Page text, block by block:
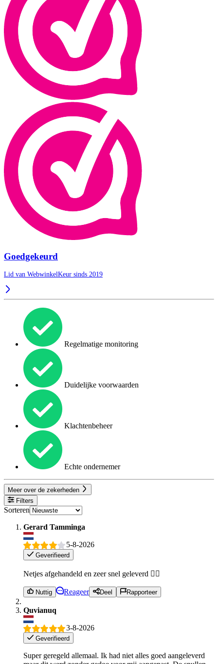
Goedgekeurd
Lid van WebwinkelKeur sinds 2019
Regelmatige monitoring
Duidelijke voorwaarden
Klachtenbeheer
Echte ondernemer
Meer over de zekerheden
Filters
Sorteren
Gerard Tamminga
5-8-2026
Geverifieerd
Netjes afgehandeld en zeer snel geleverd 👍🏻
Nuttig Reageer Deel Rapporteer
Quvianuq
3-8-2026
Geverifieerd
Super geregeld allemaal. Ik had niet alles goed aangeleverd